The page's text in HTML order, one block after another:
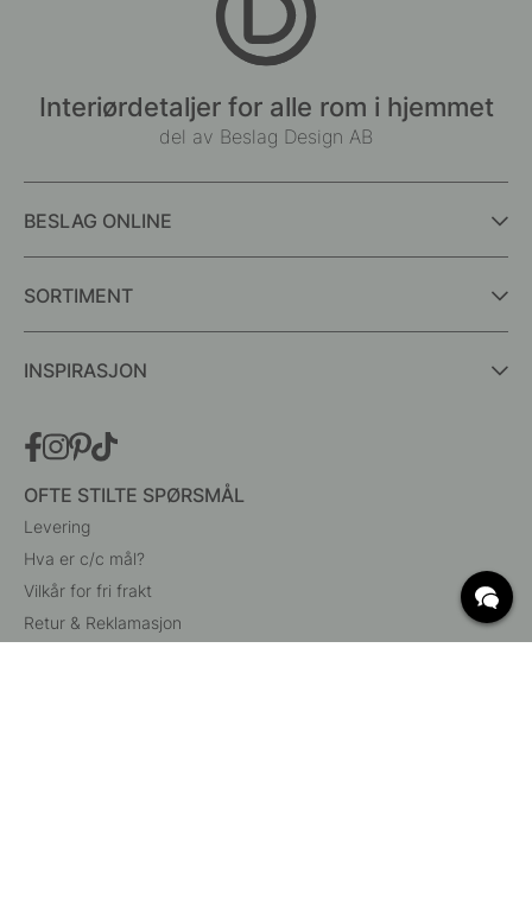
Interiørdetaljer for alle rom i hjemmet
del av Beslag Design AB
BESLAG ONLINE
SORTIMENT
INSPIRASJON
OFTE STILTE SPØRSMÅL
Levering
Hva er c/c mål?
Vilkår for fri frakt
Retur & Reklamasjon